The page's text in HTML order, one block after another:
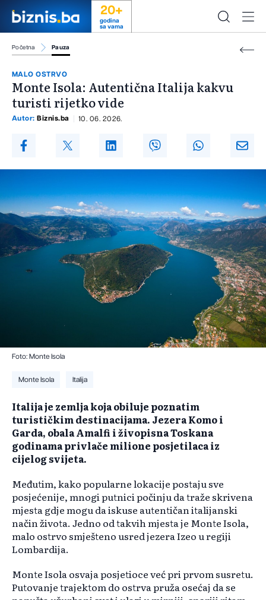
20+
godina
sa vama
Početna Pauza
MALO OSTRVO
Monte Isola: Autentična Italija kakvu
turisti rijetko vide
Autor: Biznis.ba 10. 06. 2026.
Foto: Monte Isola
Monte Isola Italija
Italija je zemlja koja obiluje poznatim
turističkim destinacijama. Jezera Komo i
Garda, obala Amalfi i živopisna Toskana
godinama privlače milione posjetilaca iz
cijelog svijeta.
Međutim, kako popularne lokacije postaju sve
posjećenije, mnogi putnici počinju da traže skrivena
mjesta gdje mogu da iskuse autentičan italijanski
način života. Jedno od takvih mjesta je Monte Isola,
malo ostrvo smješteno usred jezera Izeo u regiji
Lombardija.
Monte Isola osvaja posjetioce već pri prvom susretu.
Putovanje trajektom do ostrva pruža osećaj da se